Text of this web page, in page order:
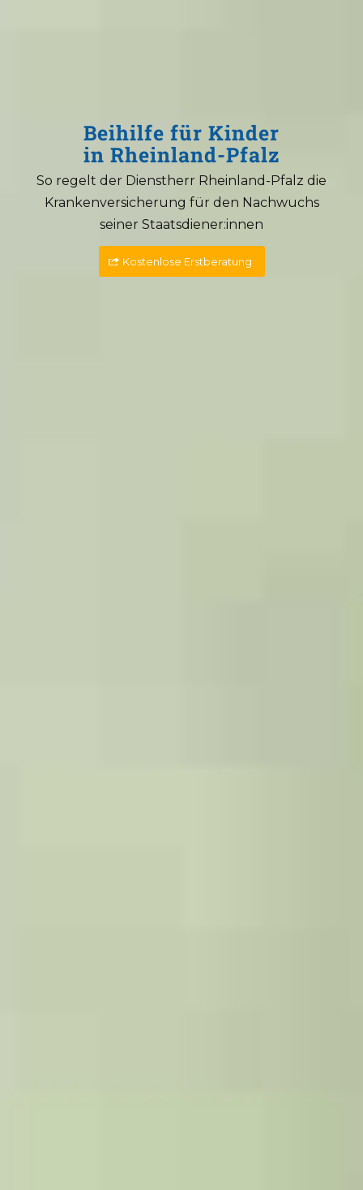
Beihilfe für Kinder
in Rheinland-Pfalz
So regelt der Dienstherr Rheinland-Pfalz die
Krankenversicherung für den Nachwuchs
seiner Staatsdiener:innen
Kostenlose Erstberatung